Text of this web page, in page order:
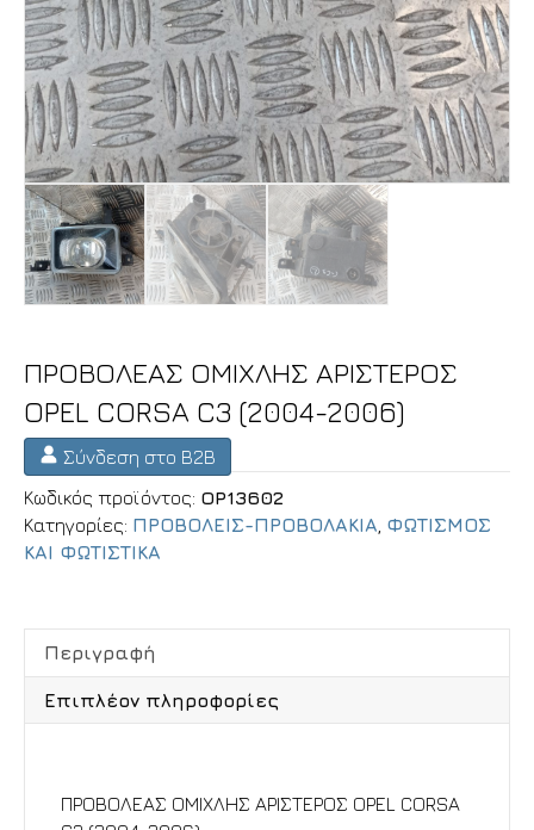
ΠΡΟΒΟΛΕΑΣ ΟΜΙΧΛΗΣ ΑΡΙΣΤΕΡΟΣ
OPEL CORSA C3 (2004-2006)
Σύνδεση στο B2B
Κωδικός προϊόντος: OP13602
Κατηγορίες: ΠΡΟΒΟΛΕΙΣ-ΠΡΟΒΟΛΑΚΙΑ ΦΩΤΙΣΜΟΣ
ΚΑΙ ΦΩΤΙΣΤΙΚΑ
Περιγραφή
Επιπλέον πληροφορίες
ΠΡΟΒΟΛΕΑΣ ΟΜΙΧΛΗΣ ΑΡΙΣΤΕΡΟΣ OPEL CORSA